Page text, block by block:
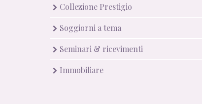
Collezione Prestigio
Soggiorni a tema
Seminari & ricevimenti
Immobiliare